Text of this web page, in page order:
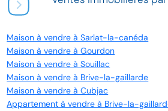
Maison à vendre à Sarlat-la-canéda
Maison à vendre à Gourdon
Maison à vendre à Souillac
Maison à vendre à Brive-la-gaillarde
Maison à vendre à Cubjac
Appartement à vendre à Brive-la-